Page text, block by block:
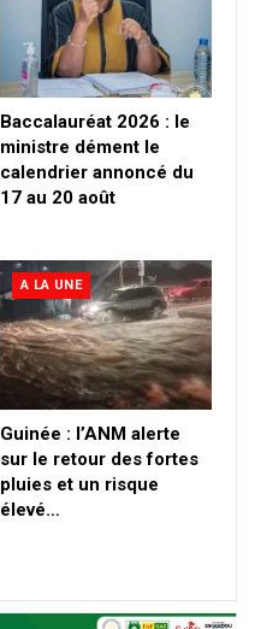
Baccalauréat 2026 : le
ministre dément le
calendrier annoncé du
17 au 20 août
A LA UNE
Guinée : l’ANM alerte
sur le retour des fortes
pluies et un risque
élevé…